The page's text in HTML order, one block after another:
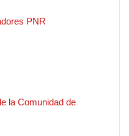
PNR
la Comunidad de